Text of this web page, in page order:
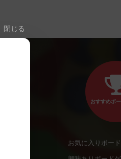
閉じる
おすすめボ
お気に入りボー